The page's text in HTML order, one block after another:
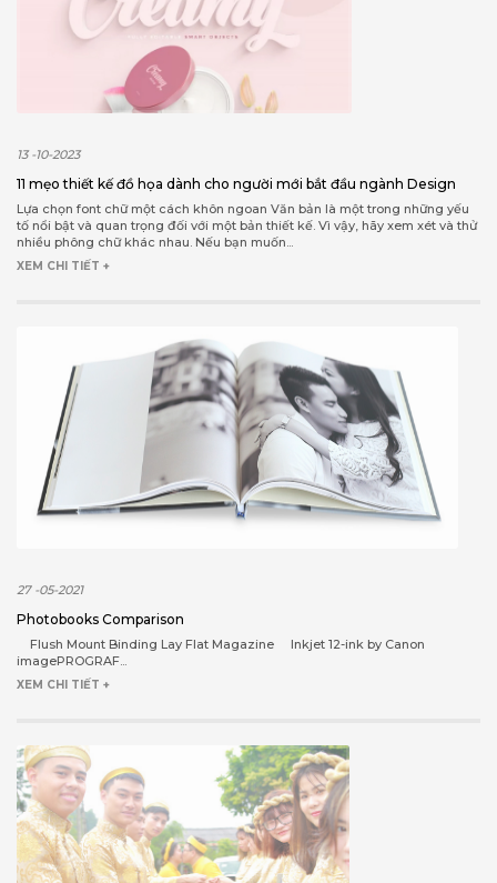
13 -10-2023
11 mẹo thiết kế đồ họa dành cho người mới bắt đầu ngành Design
Lựa chọn font chữ một cách khôn ngoan Văn bản là một trong những yếu
tố nổi bật và quan trọng đối với một bản thiết kế. Vì vậy, hãy xem xét và thử
nhiều phông chữ khác nhau. Nếu bạn muốn...
XEM CHI TIẾT +
27 -05-2021
Photobooks Comparison
Flush Mount Binding Lay Flat Magazine Inkjet 12-ink by Canon
imagePROGRAF...
XEM CHI TIẾT +